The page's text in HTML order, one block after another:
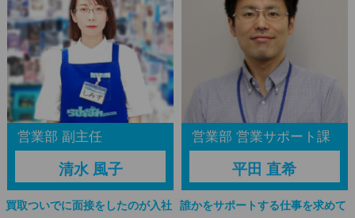
営業部 副主任
清水 風子
買取ついでに面接をしたのが入社
営業部 営業サポート課
平田 直希
誰かをサポートする仕事を求めて